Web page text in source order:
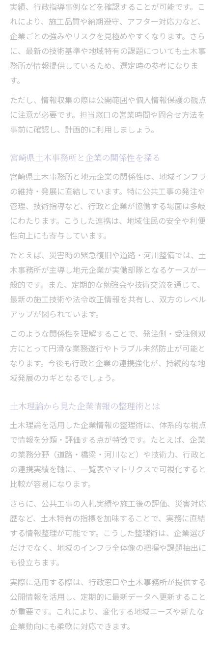
実績、行政指導事例などを確認することが可能です。こ
れにより、施工品質や納期遵守、アフター対応力など、
企業ごとの強みやリスクを見極めやすくなります。さら
に、最新の技術基準や地域特有の課題についても土木事
務所が情報提供しているため、選定時の参考になりま
す。
ただし、情報収集の際は公開範囲や個人情報保護の観点
に注意が必要です。担当窓口の営業時間や問合せ方法を
事前に確認し、計画的に利用しましょう。
宮崎県土木事務所と企業の関係性を探る
宮崎県土木事務所と地元企業の関係性は、地域インフラ
の維持・発展に直結しています。特に公共工事の発注や
管理、技術指導など、行政と企業が協働する場面は多岐
にわたります。こうした連携は、地域住民の安全や利便
性向上にも寄与しています。
たとえば、災害時の緊急復旧や道路・河川整備では、土
木事務所が主導し地元企業が実働部隊となるケースが一
般的です。また、定期的な勉強会や技術交流を通じて、
最新の施工技術や法令改正情報を共有し、双方のレベル
アップが図られています。
このような関係性を理解することで、発注側・受注側双
方にとって円滑な業務遂行やトラブル未然防止が可能と
なります。今後も行政と企業の連携強化が、持続的な地
域発展のカギとなるでしょう。
土木理論から見た企業情報の整理術とは
土木理論を活用した企業情報の整理術は、体系的な視点
で情報を分類・評価する点が特徴です。たとえば、企業
の業務分野（道路・橋梁・河川など）や技術力、行政と
の連携実績を軸に、一覧表やマトリクスで可視化すると
比較が容易になります。
さらに、公共工事の入札実績や施工後の評価、災害対応
歴など、土木特有の指標を加味することで、実務に直結
する情報整理が可能です。こうした整理術は、企業選び
だけでなく、地域のインフラ全体像の把握や課題抽出に
も役立ちます。
実際に活用する際は、行政窓口や土木事務所が提供する
公開情報を活用し、定期的に最新データへ更新すること
が重要です。これにより、変化する地域ニーズや新たな
企業動向にも柔軟に対応できます。